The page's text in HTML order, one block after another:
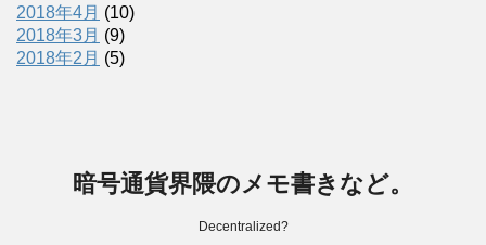
2018年4月 (10)
2018年3月 (9)
2018年2月 (5)
暗号通貨界隈のメモ書きなど。
Decentralized?